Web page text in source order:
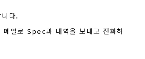
다.
일로 Spec과 내역을 보내고 전화하